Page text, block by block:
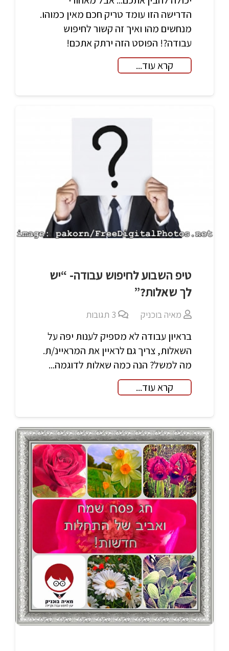
הדרישה הזו עומד טריק חכם מאין כמוהו.
מנחשים מהו ואיך זה קשור לחיפוש
עבודה?! הפוסט הזה ירתק אתכם!
קרא עוד...
טיפ השבוע לחיפוש עבודה- “יש
לך שאלות?”
מאיה בוכניק 3 תגובות
בראיון עבודה לא מספיק לענות יפה על
השאלות, צריך גם לראיין את המראיינ/ת.
מה למשל? הנה כמה שאלות לדוגמה...
קרא עוד...